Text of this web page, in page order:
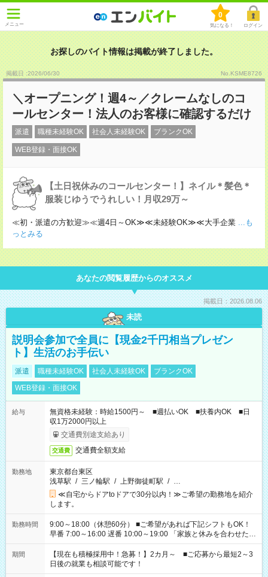
メニュー
0
気になる！ ログイン
お探しのバイト情報は掲載が終了しました。
掲載日 :2026/06/30 No.KSME8726
＼オープニング！週4～／クレームなしのコ
ールセンター！法人のお客様に確認するだけ
派遣 職種未経験OK 社会人未経験OK ブランクOK
WEB登録・面接OK
【土日祝休みのコールセンター！】ネイル＊髪色＊
服装じゆうでうれしい！月収29万～
≪初・派遣の方歓迎≫≪週4日～OK≫≪未経験OK≫≪大手企業 ...も
っとみる
あなたの閲覧履歴からのオススメ
掲載日：2026.08.06
未読
説明会参加で全員に【現金2千円相当プレゼン
ト】生活のお手伝い
派遣 職種未経験OK 社会人未経験OK
ブランクOK
WEB登録・面接OK
給与
無資格未経験：時給1500円～ ■週払いOK ■扶養内OK ■日
収1万2000円以上
交通費別途支給あり
交通費 交通費全額支給
勤務地
東京都台東区
浅草駅 / 三ノ輪駅 / 上野御徒町駅 / …
≪自宅からドアtoドアで30分以内！≫ご希望の勤務地を紹介
します。
勤務時間
9:00～18:00（休憩60分） ■ご希望があれば下記シフトもOK！
早番 7:00～16:00 遅番 10:00～19:00 「家族と休みを合わせた
い」 「余裕を持って夕飯の準備がしたい」 「できれば残業はし
たくない」 など、ご希望を教えてくださいね。 ※Wワーク希望
の方へ 今ご覧のお仕事で希望する勤務時間と、もう1つのお仕事
の勤務時間。 合計で週40時間を超える場合は応募できません。
期間
【現在も積極採用中！急募！】2カ月～ ■ご応募から最短2～3
日後の就業も相談可能です！